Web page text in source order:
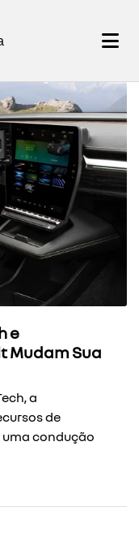
e
Mudam Sua
a
de
condução